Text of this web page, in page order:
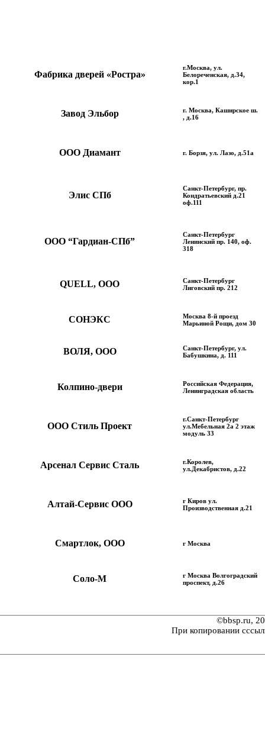
Фабрика дверей «Ростра»
г.Москва, ул.
Белореченская, д.34,
кор.1
Завод Эльбор
г. Москва, Каширское ш.
, д.16
ООО Диамант г. Борзя, ул. Лазо, д.51а
Элис СПб
Санкт-Петербург, пр.
Кондратьевский д.21
оф.111
ООО “Гардиан-СПб”
Санкт-Петербург
Ленинский пр. 140, оф.
318
QUELL, ООО
Санкт-Петербург
Лиговский пр. 212
СОНЭКС
Москва 8-й проезд
Марьиной Рощи, дом 30
ВОЛЯ, ООО
Санкт-Петербург, ул.
Бабушкина, д. 111
Колпино-двери
Российская Федерация,
Ленинградская область
ООО Стиль Проект
г.Санкт-Петербург
ул.Мебельная 2а 2 этаж
модуль 33
Арсенал Сервис Сталь
г.Королев,
ул.Декабристов, д.22
Алтай-Сервис ООО
г Киров ул.
Производственная д.21
Смартлок, ООО г Москва
Соло-М
г Москва Волгоградский
проспект, д.26
©bbsp.ru,
При копировании